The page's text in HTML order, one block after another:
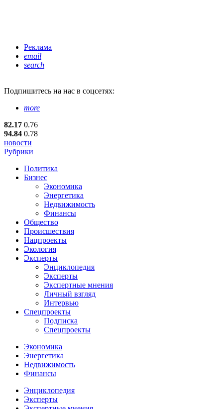
Реклама
email
search
Подпишитесь на нас в соцсетях:
more
82.17 0.76
94.84 0.78
новости
Рубрики
Политика
Бизнес
Экономика
Энергетика
Недвижимость
Финансы
Общество
Происшествия
Нацпроекты
Экология
Эксперты
Энциклопедия
Эксперты
Экспертные мнения
Личный взгляд
Интервью
Спецпроекты
Подписка
Спецпроекты
Экономика
Энергетика
Недвижимость
Финансы
Энциклопедия
Эксперты